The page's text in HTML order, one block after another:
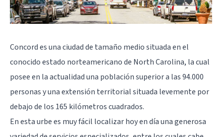
Concord es una ciudad de tamaño medio situada en el
conocido estado norteamericano de North Carolina, la cual
posee en la actualidad una población superior a las 94.000
personas y una extensión territorial situada levemente por
debajo de los 165 kilómetros cuadrados.
En esta urbe es muy fácil localizar hoy en día una generosa